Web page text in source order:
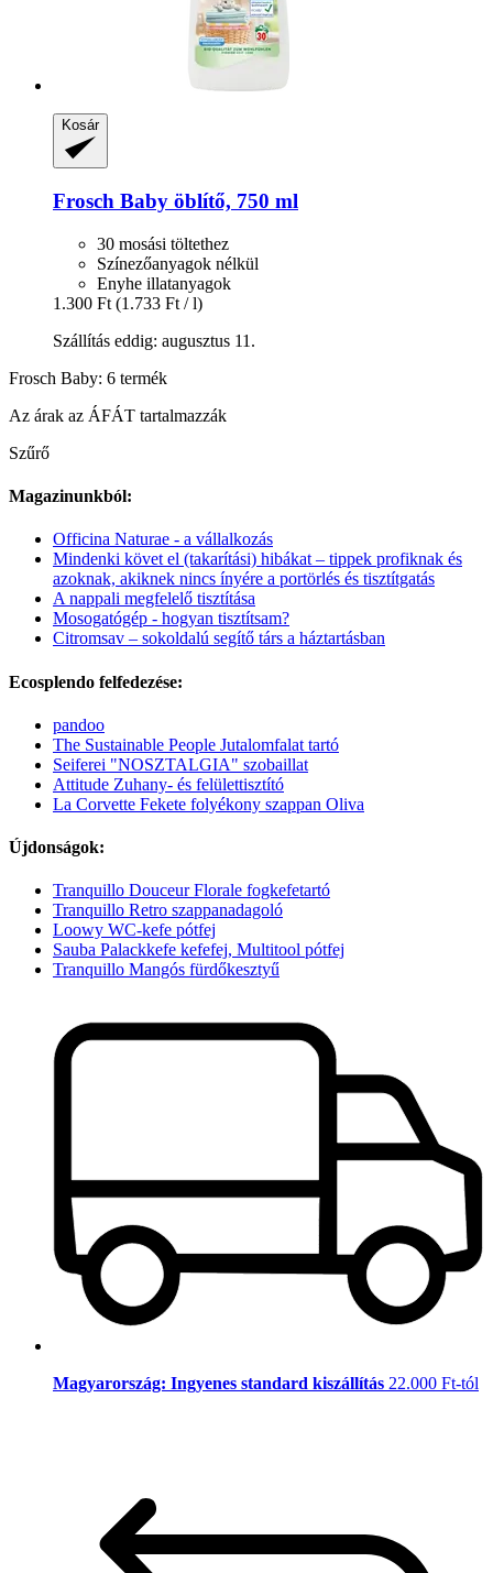
Kosár
Frosch Baby öblítő, 750 ml
30 mosási töltethez
Színezőanyagok nélkül
Enyhe illatanyagok
1.300 Ft (1.733 Ft / l)
Szállítás eddig: augusztus 11.
Frosch Baby: 6 termék
Az árak az ÁFÁT tartalmazzák
Szűrő
Magazinunkból:
Officina Naturae - a vállalkozás
Mindenki követ el (takarítási) hibákat – tippek profiknak és
azoknak, akiknek nincs ínyére a portörlés és tisztítgatás
A nappali megfelelő tisztítása
Mosogatógép - hogyan tisztítsam?
Citromsav – sokoldalú segítő társ a háztartásban
Ecosplendo felfedezése:
pandoo
The Sustainable People Jutalomfalat tartó
Seiferei "NOSZTALGIA" szobaillat
Attitude Zuhany- és felülettisztító
La Corvette Fekete folyékony szappan Oliva
Újdonságok:
Tranquillo Douceur Florale fogkefetartó
Tranquillo Retro szappanadagoló
Loowy WC-kefe pótfej
Sauba Palackkefe kefefej, Multitool pótfej
Tranquillo Mangós fürdőkesztyű
Magyarország: Ingyenes standard kiszállítás 22.000 Ft-tól